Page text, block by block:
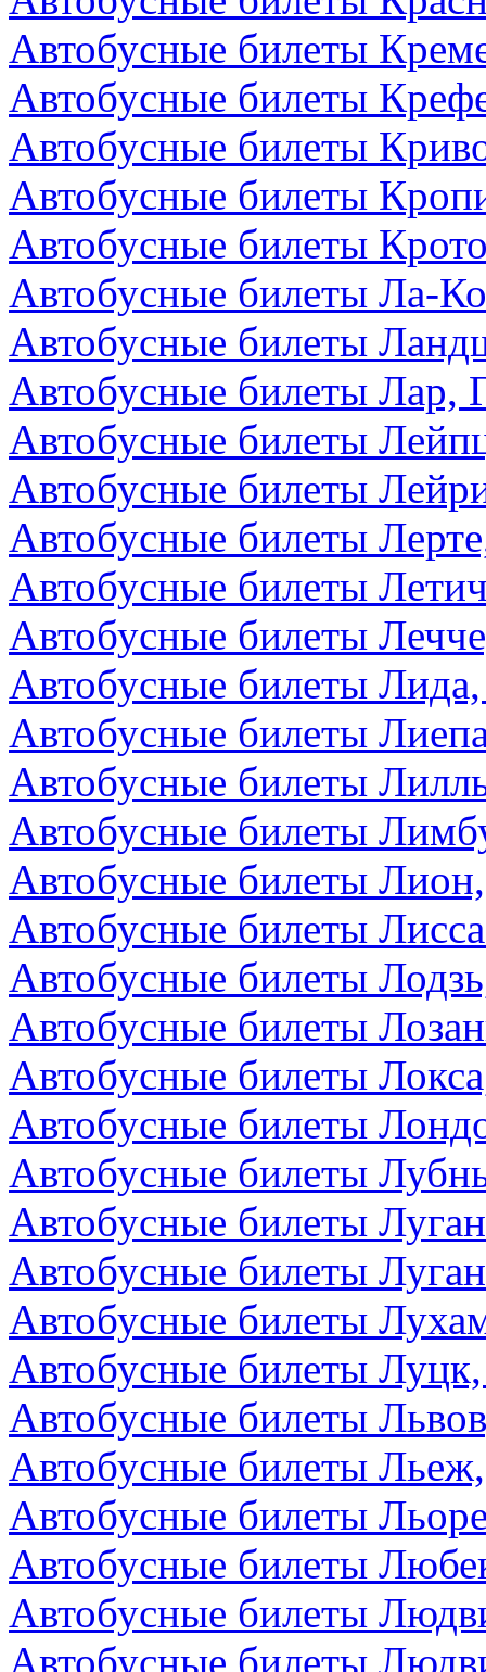
Автобусные билеты
Автобусные билеты
Автобусные билеты
Автобусные билеты
Автобусные билеты
Автобусные билеты Ла-
Автобусные билеты
Автобусные билеты Лар,
Автобусные билеты
Автобусные билеты
Автобусные билеты
Автобусные билеты
Автобусные билеты
Автобусные билеты Лида,
Автобусные билеты
Автобусные билеты
Автобусные билеты
Автобусные билеты
Автобусные билеты
Автобусные билеты
Автобусные билеты
Автобусные билеты
Автобусные билеты
Автобусные билеты
Автобусные билеты
Автобусные билеты
Автобусные билеты
Автобусные билеты
Автобусные билеты
Автобусные билеты
Автобусные билеты
Автобусные билеты
Автобусные билеты
Автобусные билеты